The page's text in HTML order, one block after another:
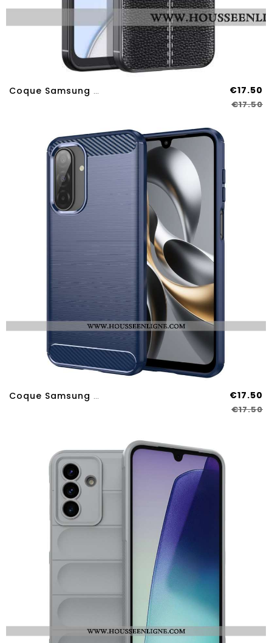
Coque Samsung Galaxy A17 4G / 5G Texture Litchi €17.50
€17.50
Coque Samsung Galaxy A17 4G / 5G Fibre Carbone €17.50
€17.50